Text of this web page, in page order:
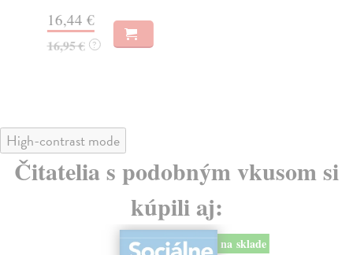
16,44 €
16,95 € ?
High-contrast mode
Čitatelia s podobným vkusom si
kúpili aj:
na sklade